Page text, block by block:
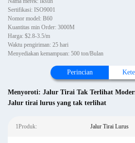
Sertifikasi: ISO9001
Nomor model: B60
Kuantitas min Order: 3000M
Harga: $2.8-3.5/m
Waktu pengiriman: 25 hari
Menyediakan kemampuan: 500 ton/Bulan
Perincian
Menyoroti: Jalur Tirai Tak Terlihat
Jalur tirai lurus yang tak terlihat
1Produk: Jalur Tirai Lurus